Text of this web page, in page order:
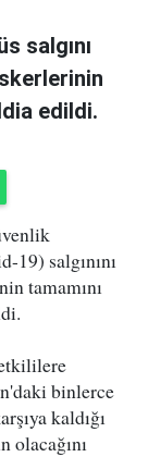
salgını
edildi.
19) salgınını
tamamını
binlerce
kaldığı
olacağını